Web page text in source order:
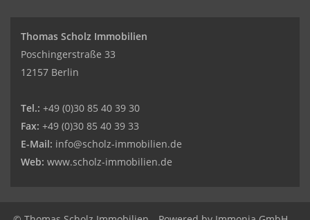
Thomas Scholz Immobilien
Poschingerstraße 33
12157 Berlin
Tel.: +49 (0)30 85 40 39 30
Fax: +49 (0)30 85 40 39 33
E-Mail: info@scholz-immobilien.de
Web: www.scholz-immobilien.de